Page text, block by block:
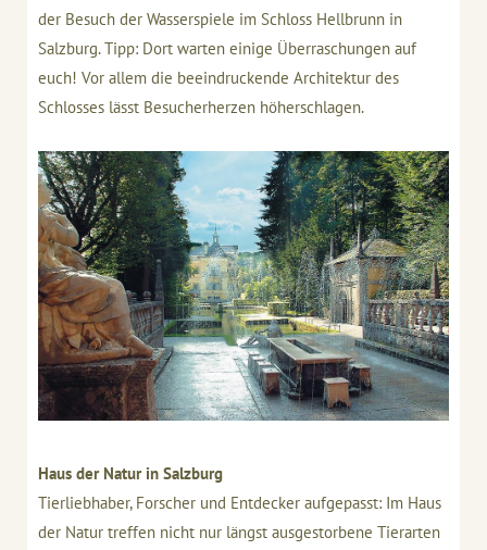
der Besuch der Wasserspiele im Schloss Hellbrunn in
Salzburg. Tipp: Dort warten einige Überraschungen auf
euch! Vor allem die beeindruckende Architektur des
Schlosses lässt Besucherherzen höherschlagen.
Haus der Natur in Salzburg
Tierliebhaber, Forscher und Entdecker aufgepasst: Im Haus
der Natur treffen nicht nur längst ausgestorbene Tierarten